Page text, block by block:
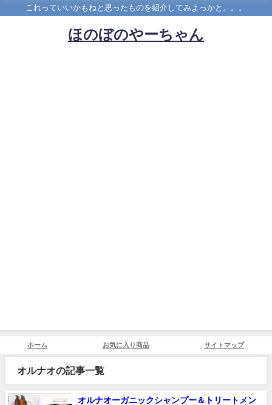
これっていいかもねと思ったものを紹介してみよっかと。。。
ほのぼのやーちゃん
ホーム お気に入り商品 サイトマップ
オルナオの記事一覧
オルナオーガニックシャンプー＆トリートメン